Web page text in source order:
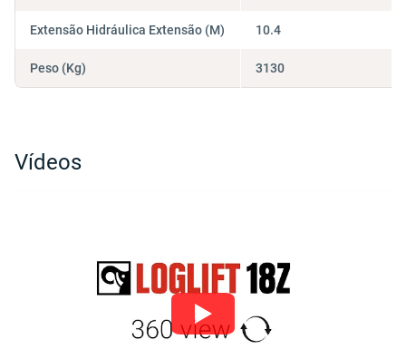
Extensão Hidráulica Extensão (M)
Peso (Kg)
10.4
3130
Vídeos